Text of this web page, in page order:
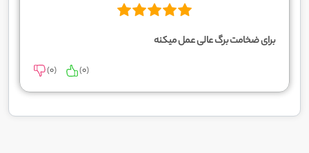
برای ضخامت برگ عالی عمل میکنه
(
0
) (
0
)